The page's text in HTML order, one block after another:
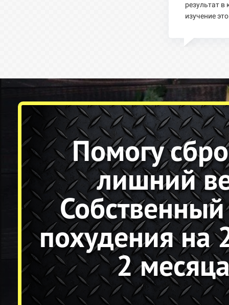
результат в
изучение
Помогу
лишний
похудения на
2